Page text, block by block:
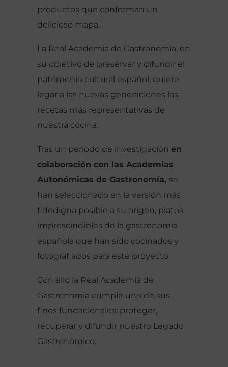
productos que conforman un
delicioso mapa.
La Real Academia de Gastronomía, en
su objetivo de preservar y difundir el
patrimonio cultural español, quiere
legar a las nuevas generaciones las
recetas más representativas de
nuestra cocina.
Tras un periodo de investigación en
colaboración con las Academias
Autonómicas de Gastronomía, se
han seleccionado en la versión más
fidedigna posible a su origen, platos
imprescindibles de la gastronomía
española que han sido cocinados y
fotografiados para este proyecto.
Con ello la Real Academia de
Gastronomía cumple uno de sus
fines fundacionales: proteger,
recuperar y difundir nuestro Legado
Gastronómico.